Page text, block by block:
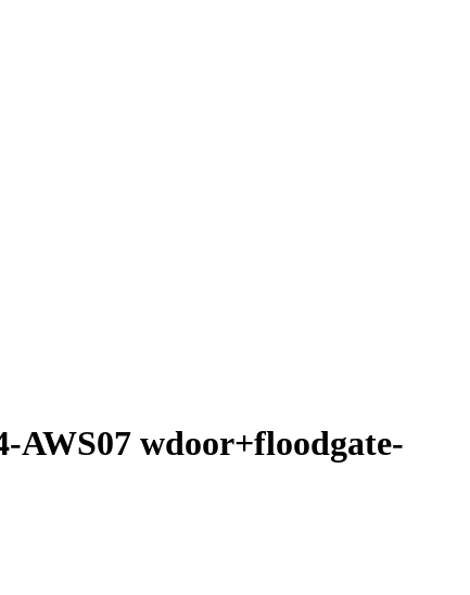
AWS07 wdoor+floodgate-